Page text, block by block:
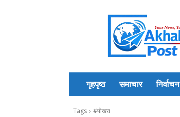
Akhabar
गृहपृष्ठ समाचार निर्वाचन
Tags #पोखरा